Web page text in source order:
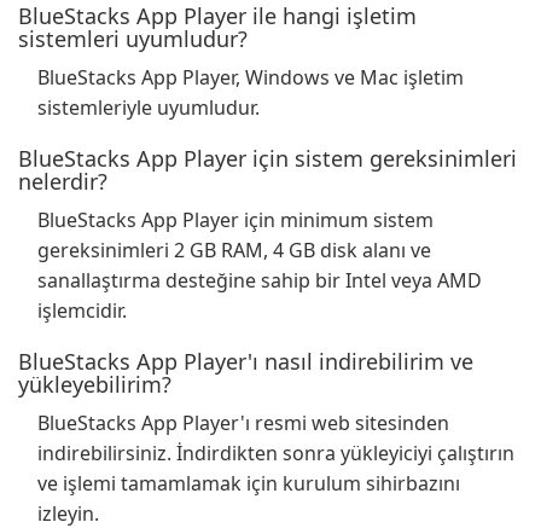
BlueStacks App Player ile hangi işletim
sistemleri uyumludur?
BlueStacks App Player, Windows ve Mac işletim
sistemleriyle uyumludur.
BlueStacks App Player için sistem gereksinimleri
nelerdir?
BlueStacks App Player için minimum sistem
gereksinimleri 2 GB RAM, 4 GB disk alanı ve
sanallaştırma desteğine sahip bir Intel veya AMD
işlemcidir.
BlueStacks App Player'ı nasıl indirebilirim ve
yükleyebilirim?
BlueStacks App Player'ı resmi web sitesinden
indirebilirsiniz. İndirdikten sonra yükleyiciyi çalıştırın
ve işlemi tamamlamak için kurulum sihirbazını
izleyin.